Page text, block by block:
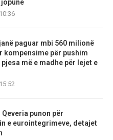
paguar mbi 560 milionë
kompensime për pushim
më e madhe për lejet e
punon për
e eurointegrimeve, detajet